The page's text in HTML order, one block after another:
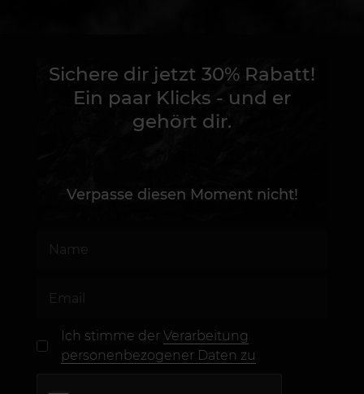
Sichere dir jetzt 30% Rabatt!
Ein paar Klicks - und er
gehört dir.
Verpasse diesen Moment nicht!
Ich stimme der Verarbeitung
personenbezogener Daten zu